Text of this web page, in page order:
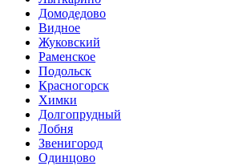
Домодедово
Видное
Жуковский
Раменское
Подольск
Красногорск
Химки
Долгопрудный
Лобня
Звенигород
Одинцово